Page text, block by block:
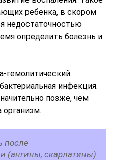
ребенка, в скором
недостаточностью
определить болезнь и
гемолитический
инфекция.
позже, чем
организм.
после
(ангины, скарлатины)